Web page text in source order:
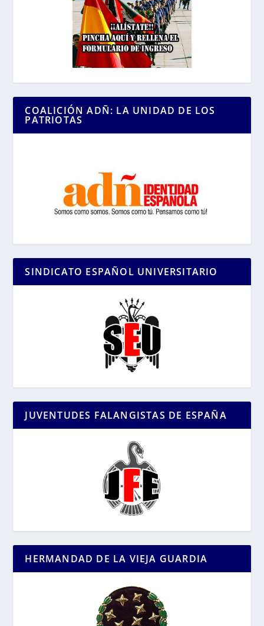
COALICIÓN ADÑ: LA UNIDAD DE LOS
PATRIOTAS
SINDICATO ESPAÑOL UNIVERSITARIO
JUVENTUDES FALANGISTAS DE ESPAÑA
HERMANDAD DE LA VIEJA GUARDIA